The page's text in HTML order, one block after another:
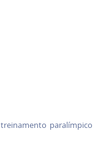
paralímpico